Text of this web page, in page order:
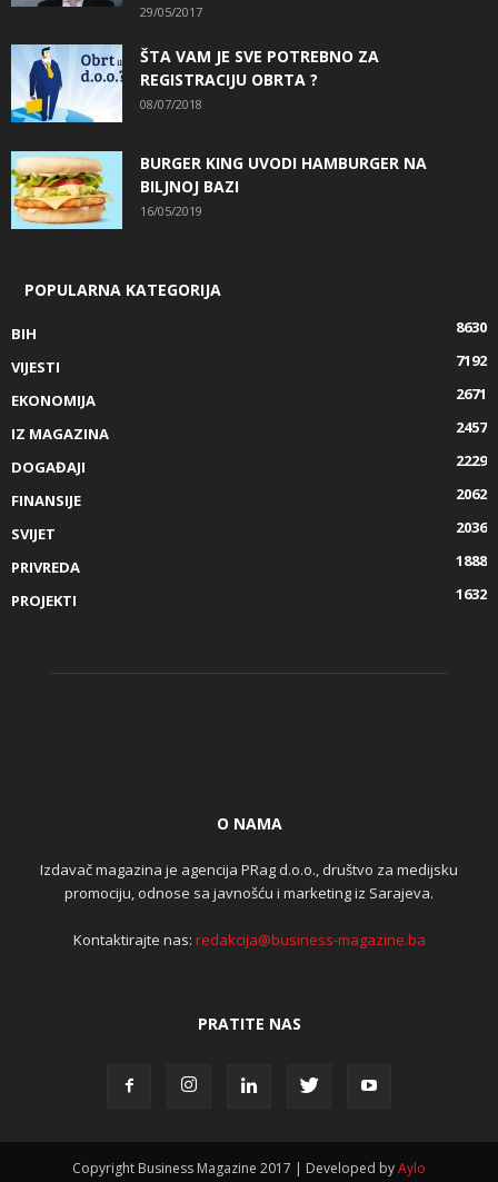
29/05/2017
ŠTA VAM JE SVE POTREBNO ZA
REGISTRACIJU OBRTA ?
08/07/2018
BURGER KING UVODI HAMBURGER NA
BILJNOJ BAZI
16/05/2019
POPULARNA KATEGORIJA
BIH
8630
VIJESTI
7192
EKONOMIJA
2671
IZ MAGAZINA
2457
DOGAĐAJI
2229
FINANSIJE
2062
SVIJET
2036
PRIVREDA
1888
PROJEKTI
1632
O NAMA
Izdavač magazina je agencija PRag d.o.o., društvo za medijsku
promociju, odnose sa javnošću i marketing iz Sarajeva.
Kontaktirajte nas: redakcija@business-magazine.ba
PRATITE NAS
Copyright Business Magazine 2017 | Developed byAylo